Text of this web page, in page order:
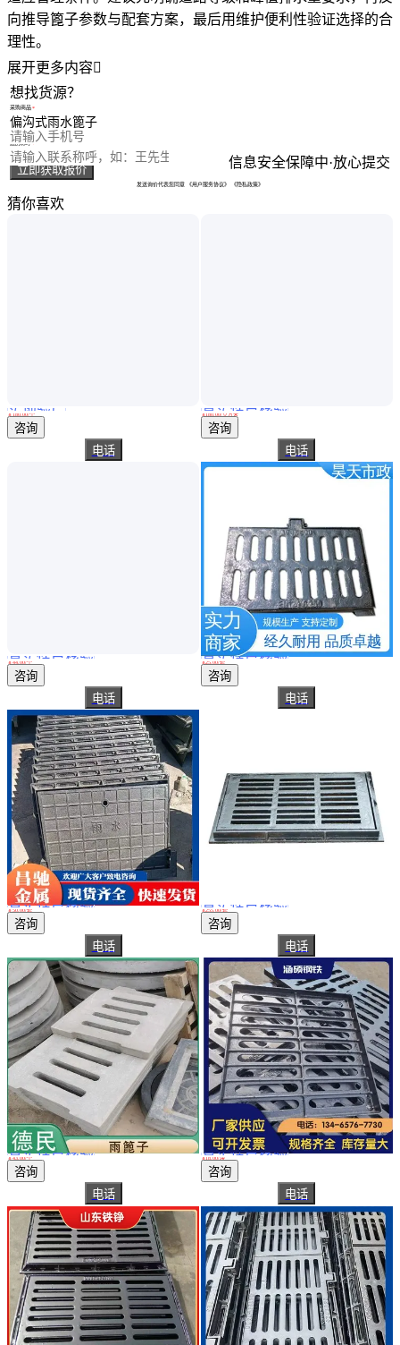
向推导篦子参数与配套方案，最后用维护便利性验证选择的合
理性。
展开更多内容
想找货源？
采购商品
您的电话
您的称呼
立即获取报价 信息安全保障中·放心提交
发送询价代表您同意 《用户服务协议》 《隐私政策》
猜你喜欢
复合雨水篦子规格 树脂 绿色 圆形 淮方 强 按需定制
实地验厂
￥ 180.00/个
河北衡水
咨询
电话
偏沟式雨水篦子产品 YBZ016德民建材用作道路雨水箅子
真实性已核验
￥44.00/个
河北石家庄
咨询
电话
马路牙子侧边立式雨水篦子 球墨铸铁偏沟式雨水口篦子三件套井盖
真实性已核验
￥50.00/套
山东聊城
咨询
电话
水沟篦子 便于安装抢修 保护环境 德民建材 用于雨水口处
真实性已核验
￥43.00/个
河北石家庄
咨询
电话
海绵城市雨水PP模块厂家 收集回用系统 不占用地面空间
真实性已核验
￥180 .00/立方米
江苏淮安
咨询
电话
偏沟式雨水篦子 小区 厂家支持定制 承重力强 昊天市政
真实性已核验
￥25 .00/套
重庆
咨询
电话
东创 偏沟式球墨铸铁雨水篦子 450*750双篦式雨水口井盖 过载40吨
真实性已核验
￥255 .00/套
山东聊城
咨询
电话
厂家直供 500*500*30雨水篦子 B125铸铁沟盖板 公园广场使用
真实性已核验
￥18.00/块
山东泰安
咨询
电话